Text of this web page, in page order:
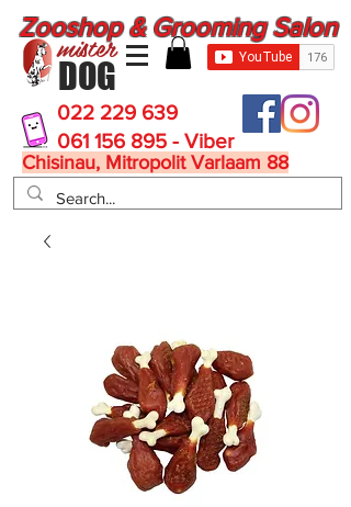
DOG
mister
Zooshop & Grooming Salon
022 229 639
061 156 895 - Viber
Chisinau, Mitropolit Varlaam 88